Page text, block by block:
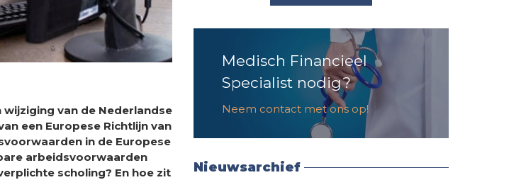
van de Nederlandse
een Europese Richtlijn van
in de Europese
arbeidsvoorwaarden
scholing? En hoe zit
Medisch Financieel
Specialist nodig?
Neem contact met ons op!
Nieuwsarchief